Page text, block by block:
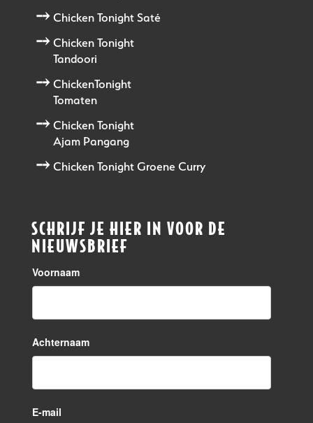
Chicken Tonight Saté
Chicken Tonight
Tandoori
ChickenTonight
Tomaten
Chicken Tonight
Ajam Pangang
Chicken Tonight Groene Curry
SCHRIJF JE HIER IN VOOR DE
NIEUWSBRIEF
Voornaam
Achternaam
E-mail